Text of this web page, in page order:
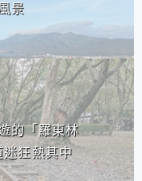
景
的「羅東林
迷狂熱其中